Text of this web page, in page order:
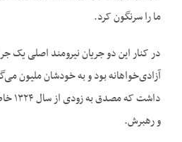
ما را سرنگون کرد.
در کنار این دو جریان نیرومند اصلی یک
آزادی‌خواهانه بود و به خودشان ملیون
و رهبرش.